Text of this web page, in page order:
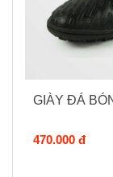
GIÀY ĐÁ
470.000 đ